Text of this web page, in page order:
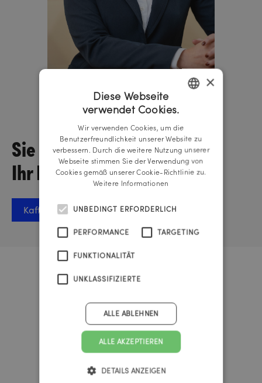
Sie wollen über
Ihr Projekt sprechen?
Kaffee-Termin vereinbaren
Lisa-Maria Schickmaier
Managing Director
Urknall Timer
37
GERMAN
×
Diese Webseite
verwendet Cookies.
Wir verwenden Cookies, um die
Benutzerfreundlichkeit unserer Website zu
verbessern. Durch die weitere Nutzung unserer
Webseite stimmen Sie der Verwendung von
Cookies gemäß unserer Cookie-Richtlinie zu.
Weitere Informationen
UNBEDINGT ERFORDERLICH
PERFORMANCE TARGETING
FUNKTIONALITÄT
UNKLASSIFIZIERTE
ALLE AKZEPTIEREN
ALLE ABLEHNEN
DETAILS ANZEIGEN